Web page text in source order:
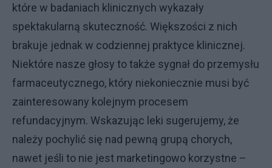
które w badaniach klinicznych wykazały
spektakularną skuteczność. Większości z nich
brakuje jednak w codziennej praktyce klinicznej.
Niektóre nasze głosy to także sygnał do przemysłu
farmaceutycznego, który niekoniecznie musi być
zainteresowany kolejnym procesem
refundacyjnym. Wskazując leki sugerujemy, że
należy pochylić się nad pewną grupą chorych,
nawet jeśli to nie jest marketingowo korzystne –